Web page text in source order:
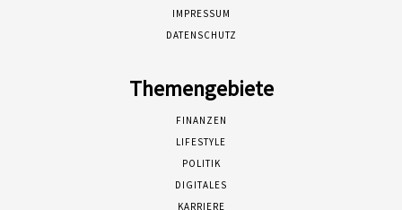
IMPRESSUM
DATENSCHUTZ
Themengebiete
FINANZEN
LIFESTYLE
POLITIK
DIGITALES
KARRIERE